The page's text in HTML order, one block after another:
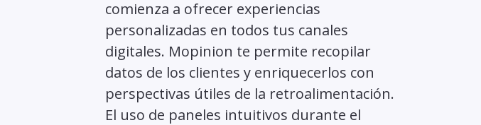
comienza a ofrecer experiencias
personalizadas en todos tus canales
digitales. Mopinion te permite recopilar
datos de los clientes y enriquecerlos con
perspectivas útiles de la retroalimentación.
El uso de paneles intuitivos durante el